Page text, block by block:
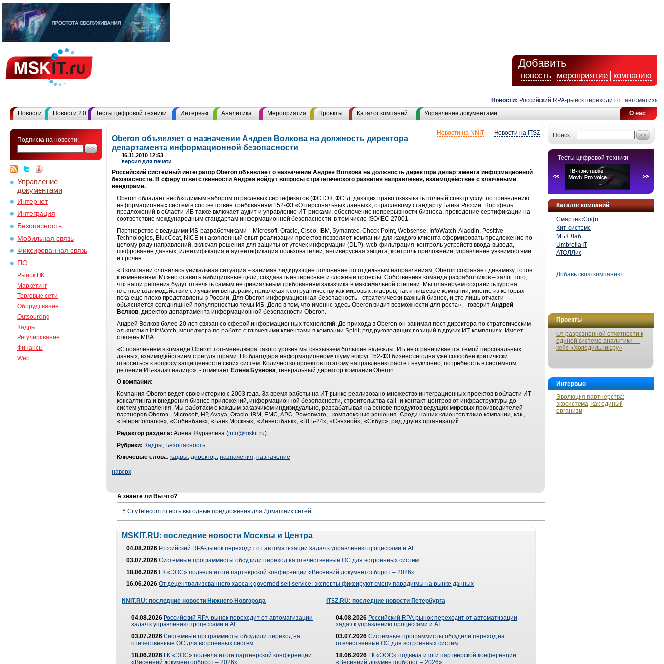
Добавить
новость мероприятие компанию
Новости: Российский RPA-рынок переходит от
О нас
Новости Новости 2.0 Тесты цифровой техники Интервью Аналитика Мероприятия Проекты Каталог компаний Управление документами
Подписка на новости:
Управление
документами
Интернет
Интеграция
Безопасность
Мобильная связь
Фиксированная связь
ПО
Рынок ПК
Маркетинг
Торговые сети
Оборудование
Outsourcing
Кадры
Регулирование
Финансы
Web
Поиск:
Тесты цифровой техники
Каталог компаний
СмартексСофт
Кит-системс
МБК Лаб
Umbrella IT
АТОЛЛис
Добавь свою компанию
Проекты
От разрозненной отчетности к
единой системе аналитики —
кейс «Холодильник.ру»
Интервью
Эволюция партнерства:
экосистема, как единый
организм
Новости на ITSZ
Новости на NNIT
Oberon объявляет о назначении Андрея Волкова на должность директора
департамента информационной безопасности
16.11.2010 12:53
версия для печати
Российский системный интегратор Oberon объявляет о назначении Андрея Волкова на должность директора департамента информационной
безопасности. В сферу ответственности Андрея войдут вопросы стратегического развития направления, взаимодействие с ключевыми
вендорами.
Oberon обладает необходимым набором отраслевых сертификатов (ФСТЭК, ФСБ), дающих право оказывать полный спектр услуг по приведению
информационных систем в соответствие требованиям 152-ФЗ «О персональных данных», отраслевому стандарту Банка России. Портфель
предложений в области ИБ также включает аудит и управление ИТ-рисками, обеспечение непрерывности бизнеса, проведение сертификации на
соответствие международным стандартам информационной безопасности, в том числе ISO/IEC 27001.
Партнерство с ведущими ИБ-разработчиками – Microsoft, Oracle, Cisco, IBM, Symantec, Check Point, Websense, InfoWatch, Aladdin, Positive
Technologies, BlueCoat, NICE и накопленный опыт реализации проектов позволяет компании для каждого клиента сформировать предложение по
целому ряду направлений, включая решения для защиты от утечек информации (DLP), web-фильтрация, контроль устройств ввода-вывода,
шифрование данных, идентификация и аутентификация пользователей, антивирусная защита, контроль приложений, управление уязвимостями
и прочее.
«В компании сложилась уникальная ситуация – занимая лидирующее положение по отдельным направлениям, Oberon сохраняет динамику, готов
к изменениям. Можно ставить амбициозные цели, создавать интересные и сложные проекты. Собственная команда разработчиков – залог того,
что наши решения будут отвечать самым нетривиальным требованиям заказчика в максимальной степени. Мы планируем сохранить курс на
плотное взаимодействие с лучшими вендорами, привлекая к сотрудничеству как мировых лидеров, так и нишевые компании, многие из которых
пока еще плохо представлены в России. Для Oberon информационная безопасность - стратегически важный бизнес, и это лишь отчасти
объясняется сегодняшней популярностью темы ИБ. Дело в том, что именно здесь Oberon видит возможности для роста», - говорит Андрей
Волков, директор департамента информационной безопасности Oberon.
Андрей Волков более 20 лет связан со сферой информационных технологий. До прихода в Oberon он занимал пост директора по стратегическим
альянсам в InfoWatch, менеджера по работе с ключевыми клиентами в компании Spirit, ряд руководящих позиций в других ИТ-компаниях. Имеет
степень MBA.
«С появлением в команде Oberon топ-менеджера такого уровня мы связываем большие надежды. ИБ не ограничивается темой персональных
данных, взаимодействием с регуляторами. Но благодаря информационному шуму вокруг 152-ФЗ бизнес сегодня уже способен критически
относиться к вопросу защищенности своих систем. Количество проектов по этому направлению растет неуклонно, потребность в системном
решении ИБ-задач налицо», - отмечает Елена Буянова, генеральный директор компании Oberon.
О компании:
Компания Oberon ведет свою историю с 2003 года. За время работы на ИТ рынке реализовано множество интеграционных проектов в области ИТ-
консалтинга и внедрения бизнес-приложений, информационной безопасности, строительства call- и контакт-центров от инфраструктуры до
систем управления. Мы работаем с каждым заказчиком индивидуально, разрабатывая на основе продуктов ведущих мировых производителей–
партнеров Oberon - Microsoft, HP, Avaya, Oracle, IBM, EMC, APC, Powerware, - комплексные решения. Среди наших клиентов такие компании, как ,
«Teleperfomance», «Собинбанк», «Банк Москвы», «Инвестбанк», «ВТБ-24», «Связной», «Сибур», ряд других организаций.
Редактор раздела: Алена Журавлева (info@mskit.ru)
Рубрики: Кадры, Безопасность
Ключевые слова: кадры, директор, назначения, назначение
наверх
А знаете ли Вы что?
У CityTelecom.ru есть выгодные предложения для Домашних сетей.
MSKIT.RU: последние новости Москвы и Центра
04.08.2026 Российский RPA-рынок переходит от автоматизации задач к управлению процессами и AI
03.07.2026 Системные программисты обсудили переход на отечественные ОС для встроенных систем
18.06.2026 ГК «ЭОС» подвела итоги партнерской конференции «Весенний документооборот – 2026»
16.06.2026 От децентрализованного хаоса к governed self-service: эксперты фиксируют смену парадигмы на рынке данных
NNIT.RU: последние новости Нижнего Новгорода
04.08.2026 Российский RPA-рынок переходит от автоматизации
задач к управлению процессами и AI
03.07.2026 Системные программисты обсудили переход на
отечественные ОС для встроенных систем
18.06.2026 ГК «ЭОС» подвела итоги партнерской конференции
«Весенний документооборот – 2026»
ITSZ.RU: последние новости Петербурга
04.08.2026 Российский RPA-рынок переходит от автоматизации
задач к управлению процессами и AI
03.07.2026 Системные программисты обсудили переход на
отечественные ОС для встроенных систем
18.06.2026 ГК «ЭОС» подвела итоги партнерской конференции
«Весенний документооборот – 2026»